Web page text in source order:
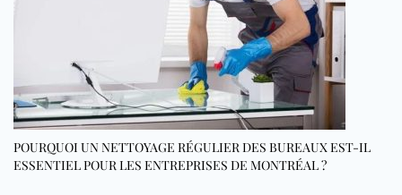
POURQUOI UN NETTOYAGE RÉGULIER DES BUREAUX EST-IL
ESSENTIEL POUR LES ENTREPRISES DE MONTRÉAL ?